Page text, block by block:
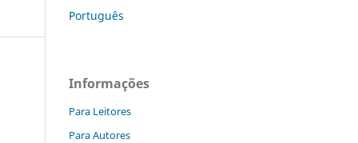
Português
Informações
Para Leitores
Para Autores